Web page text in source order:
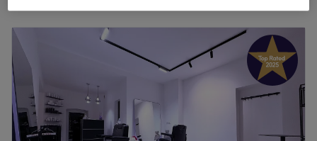
10:00– 20:15
10:00
20:15
–20:15
Freitag
10:00– 20:15
Samstag
10:00 –20:15
Sonntag